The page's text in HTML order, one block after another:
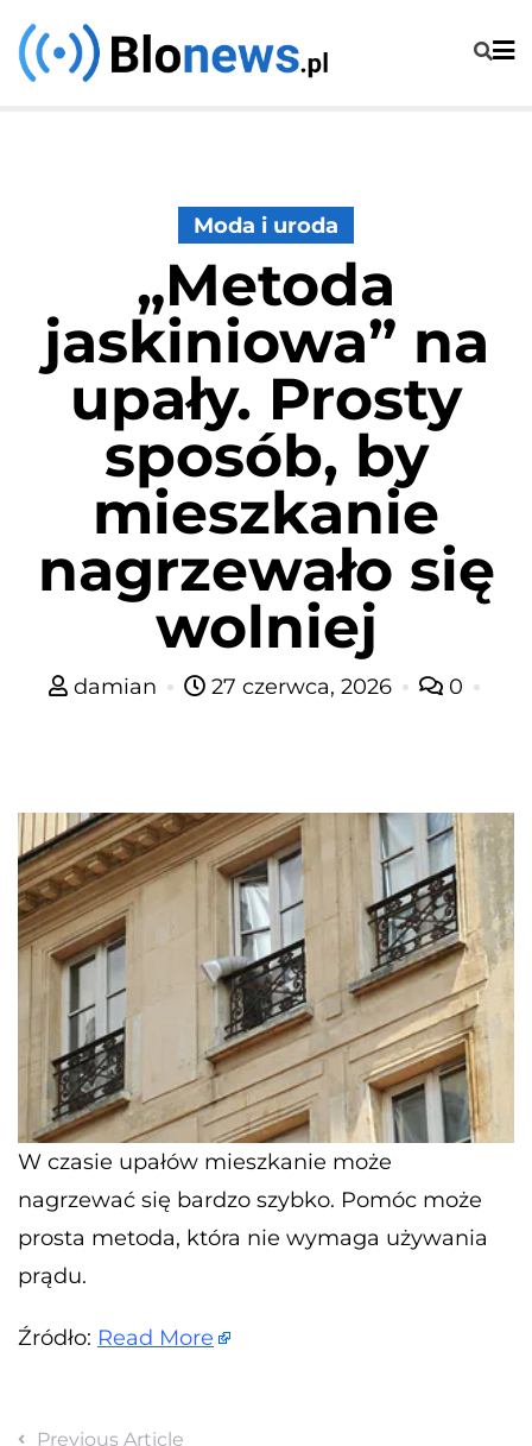
Skip
to
Moda i uroda
„Metoda
jaskiniowa” na
upały. Prosty
sposób, by
mieszkanie
nagrzewało się
wolniej
damian 27 czerwca, 2026 0
W czasie upałów mieszkanie może
nagrzewać się bardzo szybko. Pomóc może
prosta metoda, która nie wymaga używania
prądu.
Źródło: Read More
Previous Article